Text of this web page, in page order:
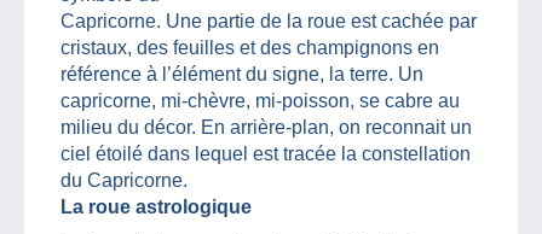
Capricorne. Une partie de la roue est cachée par
cristaux, des feuilles et des champignons en
référence à l’élément du signe, la terre. Un
capricorne, mi-chèvre, mi-poisson, se cabre au
milieu du décor. En arrière-plan, on reconnait un
ciel étoilé dans lequel est tracée la constellation
du Capricorne.
La roue astrologique